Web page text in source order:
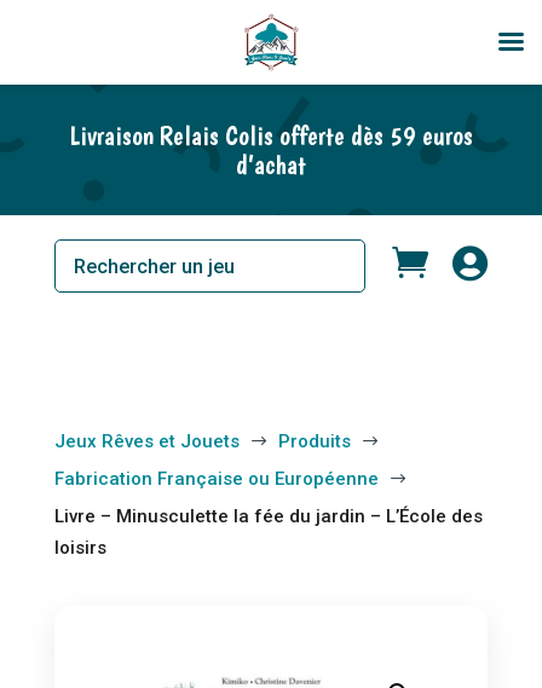
Livraison Relais Colis offerte dès 59 euros
d’achat
 
Jeux Rêves et Jouets $ Produits $
Fabrication Française ou Européenne $
Livre – Minusculette la fée du jardin – L’École des
loisirs